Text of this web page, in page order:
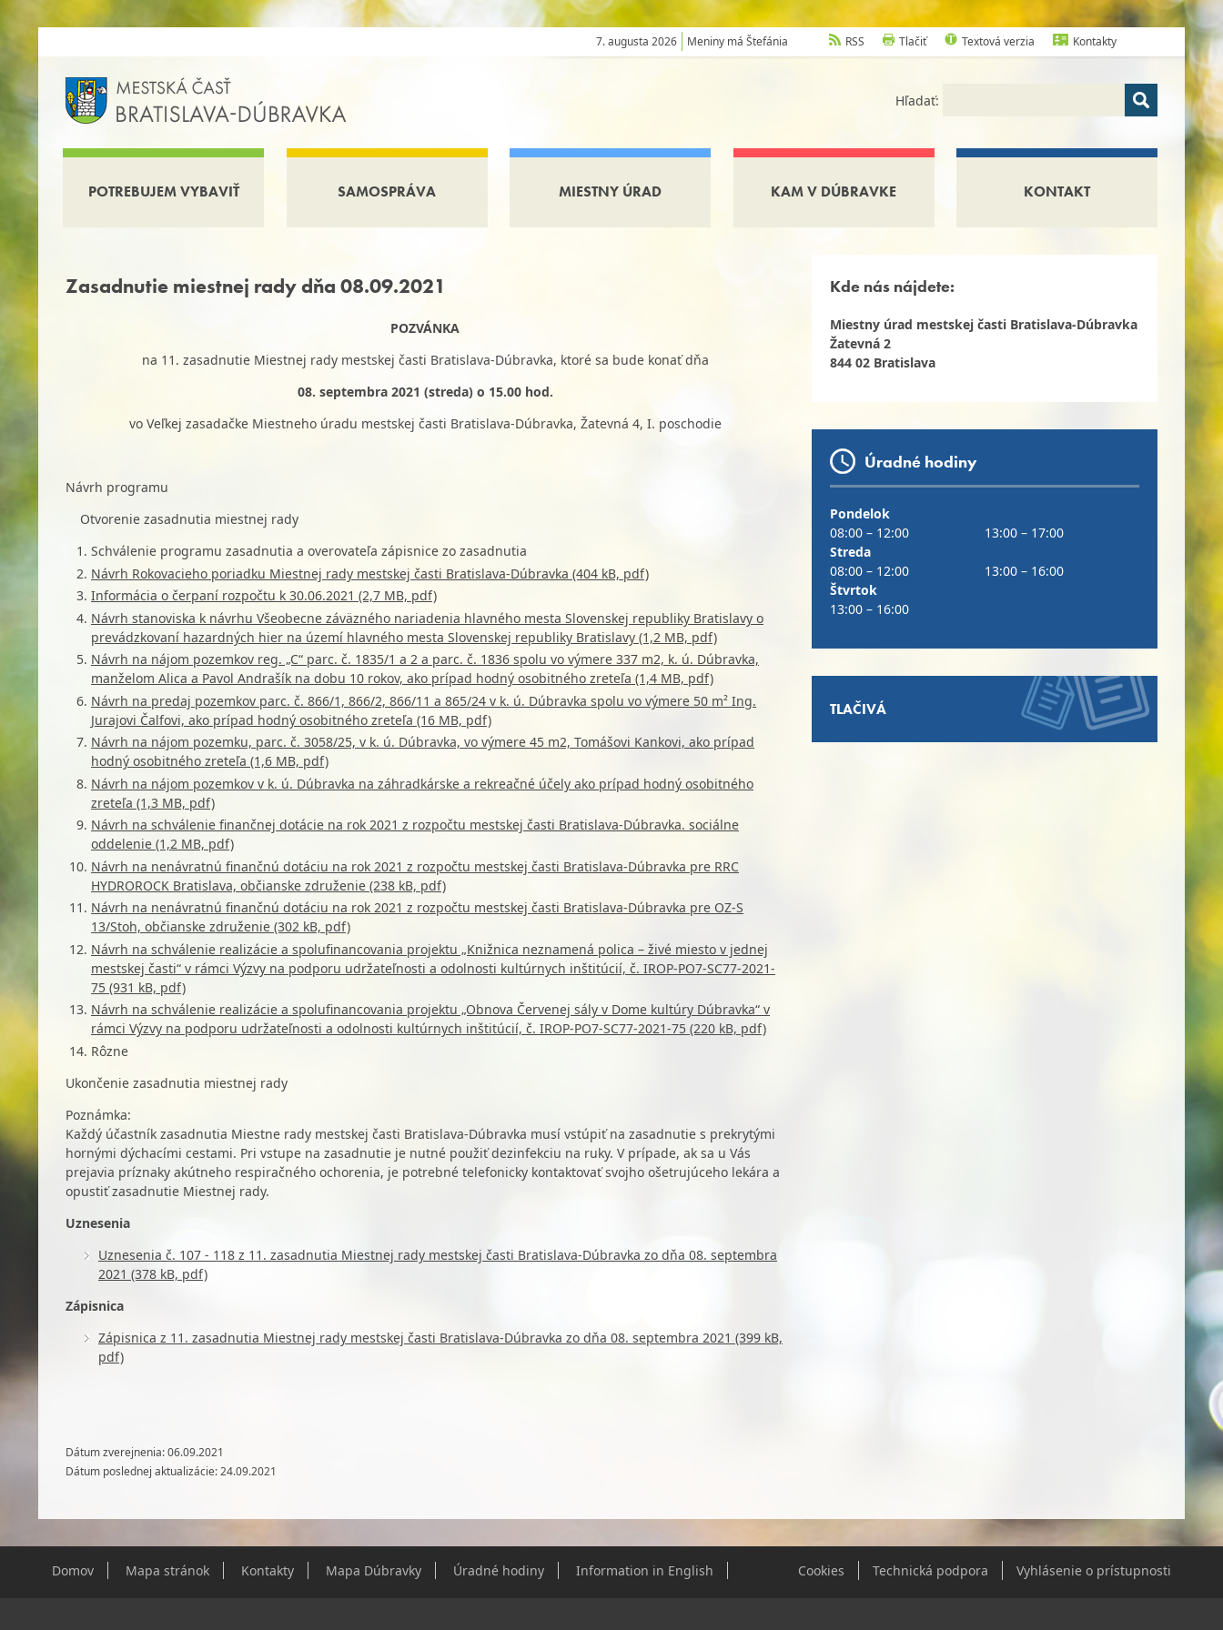
7. augusta 2026 Meniny má Štefánia RSS Tlačiť Textová verzia Kontakty
Hľadať:
POTREBUJEM VYBAVIŤ SAMOSPRÁVA MIESTNY ÚRAD KAM V DÚBRAVKE KONTAKT
Zasadnutie miestnej rady dňa 08.09.2021
POZVÁNKA
na 11. zasadnutie Miestnej rady mestskej časti Bratislava-Dúbravka, ktoré sa bude konať dňa
08. septembra 2021 (streda) o 15.00 hod.
vo Veľkej zasadačke Miestneho úradu mestskej časti Bratislava-Dúbravka, Žatevná 4, I. poschodie
Návrh programu
Otvorenie zasadnutia miestnej rady
Schválenie programu zasadnutia a overovateľa zápisnice zo zasadnutia
Návrh Rokovacieho poriadku Miestnej rady mestskej časti Bratislava-Dúbravka (404 kB, pdf)
Informácia o čerpaní rozpočtu k 30.06.2021 (2,7 MB, pdf)
Návrh stanoviska k návrhu Všeobecne záväzného nariadenia hlavného mesta Slovenskej republiky Bratislavy o
prevádzkovaní hazardných hier na území hlavného mesta Slovenskej republiky Bratislavy (1,2 MB, pdf)
Návrh na nájom pozemkov reg. „C“ parc. č. 1835/1 a 2 a parc. č. 1836 spolu vo výmere 337 m2, k. ú. Dúbravka,
manželom Alica a Pavol Andrašík na dobu 10 rokov, ako prípad hodný osobitného zreteľa (1,4 MB, pdf)
Návrh na predaj pozemkov parc. č. 866/1, 866/2, 866/11 a 865/24 v k. ú. Dúbravka spolu vo výmere 50 m² Ing.
Jurajovi Čalfovi, ako prípad hodný osobitného zreteľa (16 MB, pdf)
Návrh na nájom pozemku, parc. č. 3058/25, v k. ú. Dúbravka, vo výmere 45 m2, Tomášovi Kankovi, ako prípad
hodný osobitného zreteľa (1,6 MB, pdf)
Návrh na nájom pozemkov v k. ú. Dúbravka na záhradkárske a rekreačné účely ako prípad hodný osobitného
zreteľa (1,3 MB, pdf)
Návrh na schválenie finančnej dotácie na rok 2021 z rozpočtu mestskej časti Bratislava-Dúbravka. sociálne
oddelenie (1,2 MB, pdf)
Návrh na nenávratnú finančnú dotáciu na rok 2021 z rozpočtu mestskej časti Bratislava-Dúbravka pre RRC
HYDROROCK Bratislava, občianske združenie (238 kB, pdf)
Návrh na nenávratnú finančnú dotáciu na rok 2021 z rozpočtu mestskej časti Bratislava-Dúbravka pre OZ-S
13/Stoh, občianske združenie (302 kB, pdf)
Návrh na schválenie realizácie a spolufinancovania projektu „Knižnica neznamená polica – živé miesto v jednej
mestskej časti“ v rámci Výzvy na podporu udržateľnosti a odolnosti kultúrnych inštitúcií, č. IROP-PO7-SC77-2021-
75 (931 kB, pdf)
Návrh na schválenie realizácie a spolufinancovania projektu „Obnova Červenej sály v Dome kultúry Dúbravka“ v
rámci Výzvy na podporu udržateľnosti a odolnosti kultúrnych inštitúcií, č. IROP-PO7-SC77-2021-75 (220 kB, pdf)
Rôzne
Ukončenie zasadnutia miestnej rady
Poznámka:
Každý účastník zasadnutia Miestne rady mestskej časti Bratislava-Dúbravka musí vstúpiť na zasadnutie s prekrytými
hornými dýchacími cestami. Pri vstupe na zasadnutie je nutné použiť dezinfekciu na ruky. V prípade, ak sa u Vás
prejavia príznaky akútneho respiračného ochorenia, je potrebné telefonicky kontaktovať svojho ošetrujúceho lekára a
opustiť zasadnutie Miestnej rady.
Uznesenia
Uznesenia č. 107 - 118 z 11. zasadnutia Miestnej rady mestskej časti Bratislava-Dúbravka zo dňa 08. septembra
2021 (378 kB, pdf)
Zápisnica
Zápisnica z 11. zasadnutia Miestnej rady mestskej časti Bratislava-Dúbravka zo dňa 08. septembra 2021 (399 kB,
pdf)
Dátum zverejnenia: 06.09.2021
Dátum poslednej aktualizácie: 24.09.2021
Kde nás nájdete:
Miestny úrad mestskej časti Bratislava-Dúbravka
Žatevná 2
844 02 Bratislava
Úradné hodiny
Pondelok
08:00 – 12:00
13:00 – 17:00
Streda
08:00 – 12:00
13:00 – 16:00
Štvrtok
13:00 – 16:00
TLAČIVÁ
Domov Mapa stránok Kontakty Mapa Dúbravky Úradné hodiny Vyhlásenie o prístupnosti
Technická podpora
Cookies
Information in English